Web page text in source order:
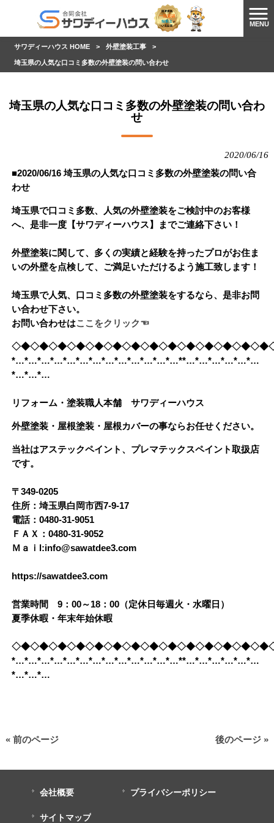
MENU
サワディーハウス HOME > 外壁塗装工事 >
埼玉県の人気な口コミ多数の外壁塗装の問い合わせ
埼玉県の人気な口コミ多数の外壁塗装の問い合わ
せ
2020/06/16
■2020/06/16 埼玉県の人気な口コミ多数の外壁塗装の問い合
わせ
埼玉県で口コミ多数、人気の外壁塗装をご検討中のお客様
へ、是非一度【サワディーハウス】までご連絡下さい！
外壁塗装に関して、多くの実績と経験を持ったプロがお住ま
いの外壁を点検して、ご満足いただけるよう施工致します！
埼玉県で人気、口コミ多数の外壁塗装をするなら、是非お問
い合わせ下さい。
お問い合わせはここをクリック☜
*…*…*…*…*…*…*…*…*…*…*…*…*…**…*…*…*…*…*…
*…*…*…
リフォーム・塗装職人本舗 サワディーハウス
外壁塗装・屋根塗装・屋根カバーの事ならお任せください。
当社はアステックペイント、プレマテックスペイント取扱店
です。
〒349-0205
住所：埼玉県白岡市西7-9-17
電話：0480-31-9051
ＦＡＸ：0480-31-9052
Ｍａｉl:info@sawatdee3.com
https://sawatdee3.com
営業時間 9：00～18：00（定休日毎週火・水曜日）
夏季休暇・年末年始休暇
*…*…*…*…*…*…*…*…*…*…*…*…*…**…*…*…*…*…*…
*…*…*…
« 前のページ 後のページ »
会社概要 プライバシーポリシー
サイトマップ